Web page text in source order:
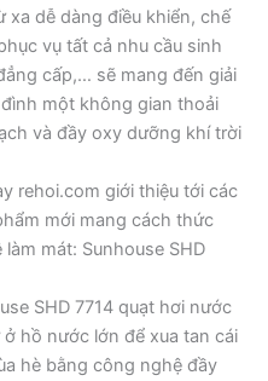
xa dễ dàng điều khiển, chế
vụ tất cả nhu cầu sinh
cấp,… sẽ mang đến giải
một không gian thoải
và đầy oxy dưỡng khí trời
rehoi.com giới thiệu tới các
mới mang cách thức
mát: Sunhouse SHD
SHD 7714 quạt hơi nước
hồ nước lớn để xua tan cái
hè bằng công nghệ đầy